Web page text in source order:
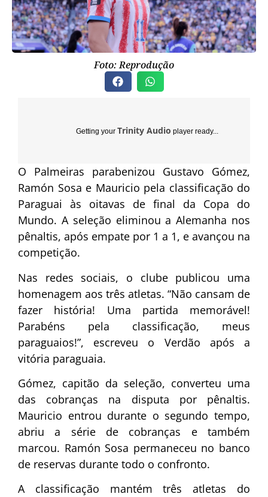
Foto: Reprodução
Getting your Trinity Audio player ready...
O Palmeiras parabenizou Gustavo Gómez,
Ramón Sosa e Mauricio pela classificação do
Paraguai às oitavas de final da Copa do
Mundo. A seleção eliminou a Alemanha nos
pênaltis, após empate por 1 a 1, e avançou na
competição.
Nas redes sociais, o clube publicou uma
homenagem aos três atletas. “Não cansam de
fazer história! Uma partida memorável!
Parabéns pela classificação, meus
paraguaios!”, escreveu o Verdão após a
vitória paraguaia.
Gómez, capitão da seleção, converteu uma
das cobranças na disputa por pênaltis.
Mauricio entrou durante o segundo tempo,
abriu a série de cobranças e também
marcou. Ramón Sosa permaneceu no banco
de reservas durante todo o confronto.
A classificação mantém três atletas do